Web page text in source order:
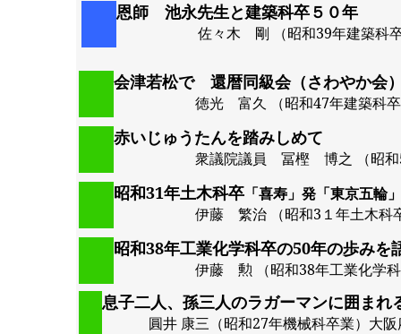
恩師 池永先生と建築科卒５０年
佐々木 剛 （昭和39年建築科
会津若松で 還暦同級会（さわやか会
徳光 富久 （昭和47年建築科
赤いじゅうたんを踏みしめて
衆議院議員 冨樫 博之 （昭和
昭和31年土木科卒「 喜寿」発「東京五輪
伊藤 繁治 （昭和3１年土木科
昭和38年工業化学科卒の50年の歩みを
伊藤 勲 （昭和38年工業化学
息子二人、孫三人のラガーマンに囲まれ
圓井 康三（昭和27年機械科卒業）大